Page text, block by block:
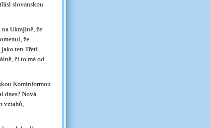
slovanskou
Ukrajině, že
že
jako ten Třetí.
či to má od
Kominformou
dnes? Nová
vztahů,